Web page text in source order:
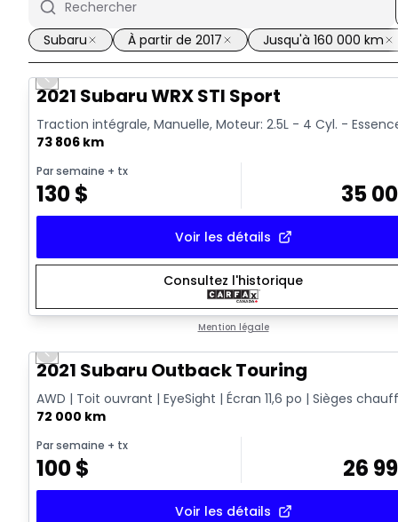
Subaru À partir de 2017 Jusqu'à 160 000 km
Vidéo disponible
Previous slide
2021 Subaru WRX STI Sport
Traction intégrale, Manuelle, Moteur: 2.5L - 4 Cyl. -
73 806 km
Par semaine + tx
130$ 35
Voir les détails
Consultez l'historique
Mention légale
Previous slide
2021 Subaru Outback Touring
AWD | Toit ouvrant | EyeSight | Écran 11,6 po | Sièges
72 000 km
Par semaine + tx
100$ 26
Voir les détails